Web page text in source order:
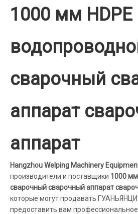
1000 мм HDPE
сварочный
аппарат
аппарат
Hangzhou Welping Machinery
производители и поставщики 1000
сварочный сварочный аппарат
которые могут продавать
предоставить вам